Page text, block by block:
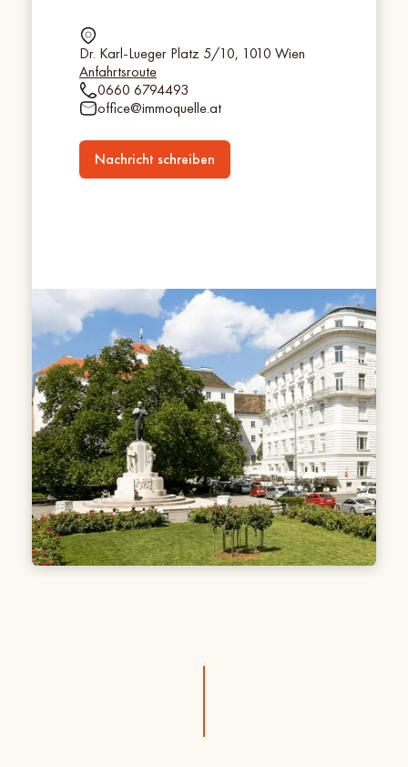
Dr. Karl-Lueger Platz 5/10, 1010 Wien
Anfahrtsroute
0660 6794493
office@immoquelle.at
Nachricht schreiben